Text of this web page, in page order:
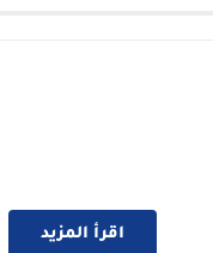
اقرأ المزيد